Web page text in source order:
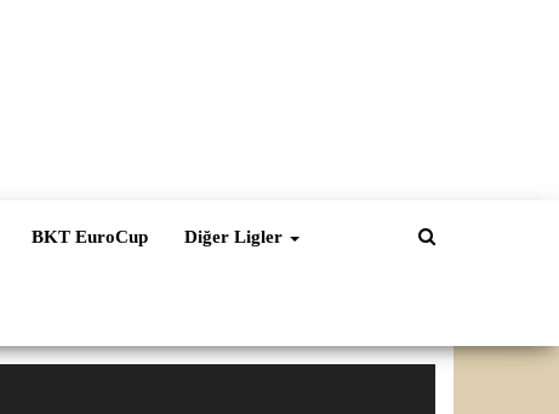
BKT EuroCup Diğer Ligler